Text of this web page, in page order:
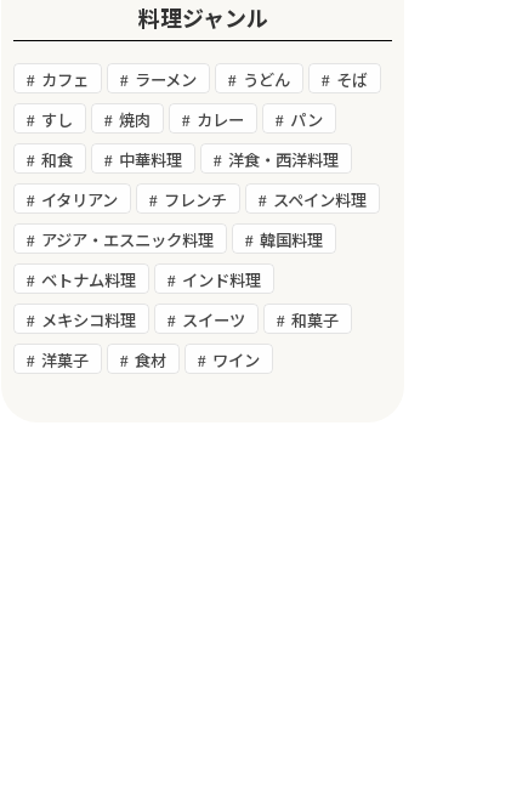
料理ジャンル
カフェ ラーメン うどん
そば
すし
焼肉 カレー
パン
和食
中華料理
洋食・西洋料理
イタリアン
フレンチ
スペイン料理
アジア・エスニック料理
韓国料理
ベトナム料理
インド料理
メキシコ料理
スイーツ
和菓子
洋菓子
食材 ワイン